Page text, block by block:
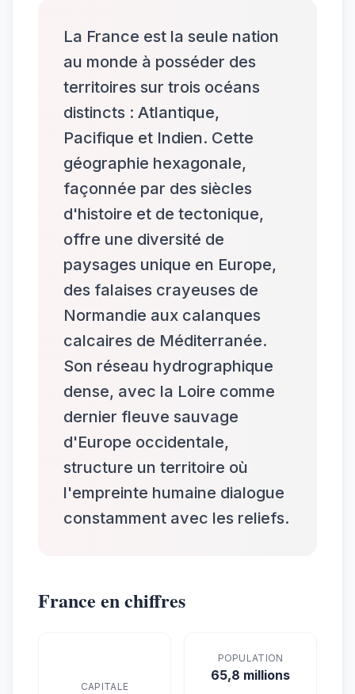
La France est la seule nation
au monde à posséder des
territoires sur trois océans
distincts : Atlantique,
Pacifique et Indien. Cette
géographie hexagonale,
façonnée par des siècles
d'histoire et de tectonique,
offre une diversité de
paysages unique en Europe,
des falaises crayeuses de
Normandie aux calanques
calcaires de Méditerranée.
Son réseau hydrographique
dense, avec la Loire comme
dernier fleuve sauvage
d'Europe occidentale,
structure un territoire où
l'empreinte humaine dialogue
constamment avec les reliefs.
France en chiffres
CAPITALE
POPULATION
65,8 millions